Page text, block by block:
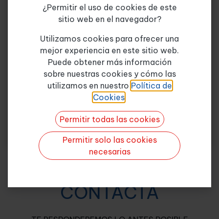
2.Distinguir entre los métodos de las estrategias de
Características del Puesto
Categoría de Puesto: Logística y Comercio
Exterior
Horas: 5
Días de conexión: 3
CONTACTA
Quiero más info
¿Permitir el uso de cookies de este
sitio web en el navegador?
Utilizamos cookies para ofrecer una
mejor experiencia en este sitio web.
Puede obtener más información
sobre nuestras cookies y cómo las
utilizamos en nuestro Política de
Cookies.
Permitir todas las cookies
Permitir solo las cookies
necesarias